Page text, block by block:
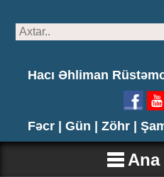
Hacı Əhliman
Fəcr | Gün | Zöhr |
Ana